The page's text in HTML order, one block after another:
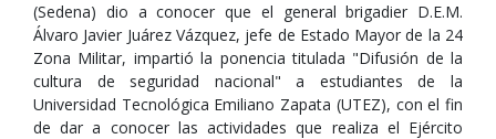
(Sedena) dio a conocer que el general brigadier D.E.M.
Álvaro Javier Juárez Vázquez, jefe de Estado Mayor de la 24
Zona Militar, impartió la ponencia titulada "Difusión de la
cultura de seguridad nacional" a estudiantes de la
Universidad Tecnológica Emiliano Zapata (UTEZ), con el fin
de dar a conocer las actividades que realiza el Ejército